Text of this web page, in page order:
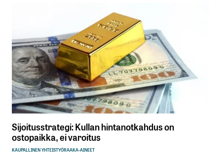
Sijoitusstrategi: Kullan hintanotkahdus on
ostopaikka, ei varoitus
KAUPALLINEN YHTEISTYÖRAAKA-AINEET